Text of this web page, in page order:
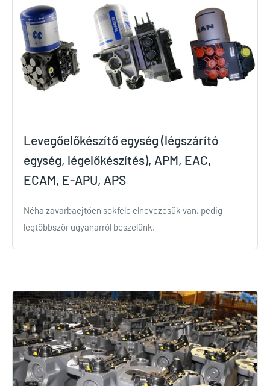
Levegőelőkészítő egység (légszárító
egység, légelőkészítés), APM, EAC,
ECAM, E-APU, APS
Néha zavarbaejtően sokféle elnevezésük van, pedig
legtöbbször ugyanarról beszélünk.